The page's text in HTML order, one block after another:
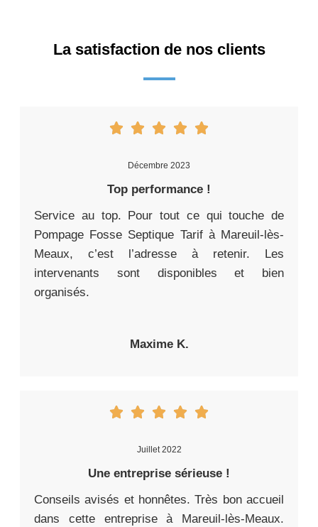
La satisfaction de nos clients
Décembre 2023
Top performance !
Service au top. Pour tout ce qui touche de
Pompage Fosse Septique Tarif à Mareuil-lès-
Meaux, c’est l’adresse à retenir. Les
intervenants sont disponibles et bien
organisés.
Maxime K.
Juillet 2022
Une entreprise sérieuse !
Conseils avisés et honnêtes. Très bon accueil
dans cette entreprise à Mareuil-lès-Meaux.